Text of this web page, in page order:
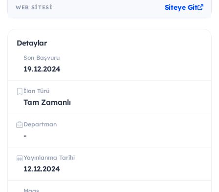
WEB SITESI Siteye Git
Detaylar
Son Başvuru
19.12.2024
İlan Türü
Tam Zamanlı
Departman
-
Yayınlanma Tarihi
12.12.2024